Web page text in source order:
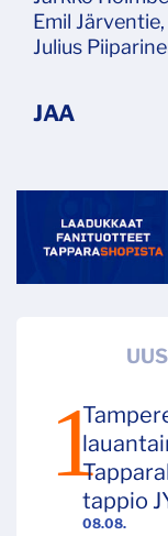
Emil
Julius
08.08.
tappio